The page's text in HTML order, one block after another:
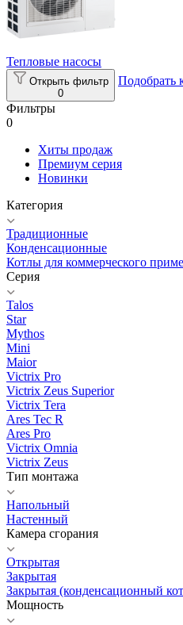
Тепловые насосы
Открыть фильтр
0
Подобрать
Фильтры
0
Хиты продаж
Премиум серия
Новинки
Категория
Традиционные
Конденсационные
Котлы для коммерческого
Серия
Talos
Star
Mythos
Mini
Maior
Victrix Pro
Victrix Zeus Superior
Victrix Tera
Ares Tec R
Ares Pro
Victrix Omnia
Victrix Zeus
Тип монтажа
Напольный
Настенный
Камера сгорания
Открытая
Закрытая
Закрытая (конденсационный
Мощность